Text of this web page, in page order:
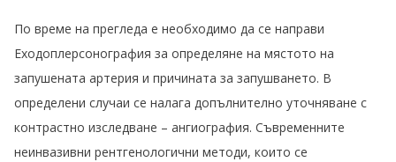
По време на прегледа е необходимо да се направи
Еходоплерсонография за определяне на мястото на
запушената артерия и причината за запушването. В
определени случаи се налага допълнително уточняване с
контрастно изследване – ангиография. Съвременните
неинвазивни рентгенологични методи, които се